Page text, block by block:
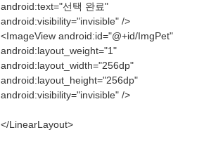
android:text="선택 완료"
android:visibility="invisible" />
<ImageView android:id="@+id/ImgPet"
android:layout_weight="1"
android:layout_width="256dp"
android:layout_height="256dp"
android:visibility="invisible" />
</LinearLayout>